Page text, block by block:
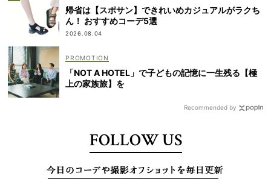
帰省は【スポサン】できれいめカジュアルがラクち
ん！ おすすめコーデ5選
2026.08.04
「NOT A HOTEL」で子どもの記憶に一生残る【極
上の家族旅】を
Recommended by
FOLLOW US